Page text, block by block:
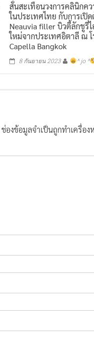
สั่นสะเทือนวงการคลินิกคว
ในประเทศไทย กับการเปิด
Neauvia filler บิวตี้ลักชูรี่ไ
ใหม่จากประเทศอิตาลี ณ โ
Capella Bangkok
8 กันยายน 2023 ^ jo ^
ช่องข้อมูลจำเป็นถูกทำเครื่อง